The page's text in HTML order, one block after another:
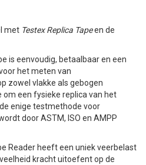
met Testex Replica Tapeen de
is eenvoudig, betaalbaar en een
het meten van
zowel vlakke als gebogen
een fysieke replica van het
enige testmethode voor
door ASTM, ISO en AMPP
Reader heeft een uniek veerbelast
kracht uitoefent op de